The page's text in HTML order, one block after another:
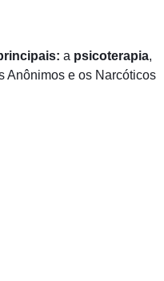
a psicoterapia,
Anônimos e os Narcóticos